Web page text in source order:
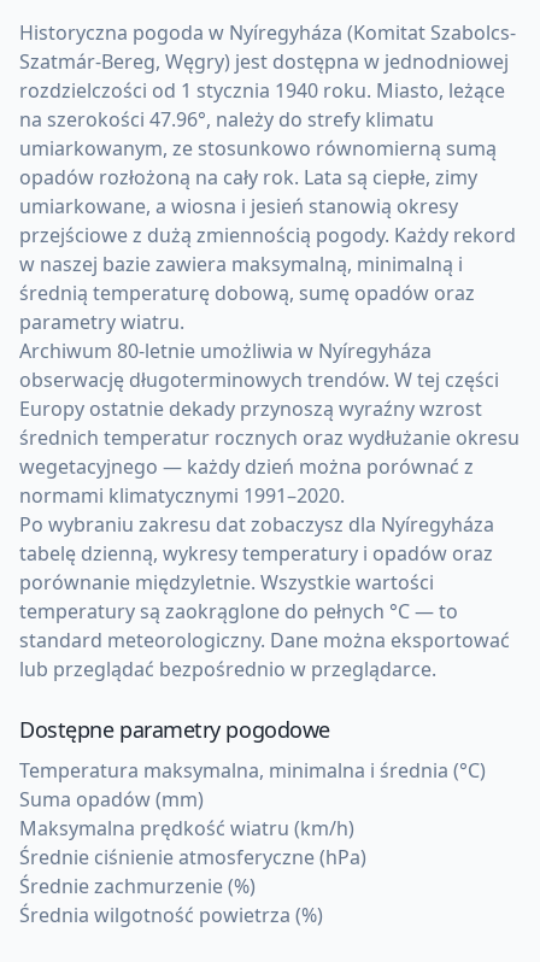
Historyczna pogoda w Nyíregyháza (Komitat Szabolcs-
Szatmár-Bereg, Węgry) jest dostępna w jednodniowej
rozdzielczości od 1 stycznia 1940 roku. Miasto, leżące
na szerokości 47.96°, należy do strefy klimatu
umiarkowanym, ze stosunkowo równomierną sumą
opadów rozłożoną na cały rok. Lata są ciepłe, zimy
umiarkowane, a wiosna i jesień stanowią okresy
przejściowe z dużą zmiennością pogody. Każdy rekord
w naszej bazie zawiera maksymalną, minimalną i
średnią temperaturę dobową, sumę opadów oraz
parametry wiatru.
Archiwum 80-letnie umożliwia w Nyíregyháza
obserwację długoterminowych trendów. W tej części
Europy ostatnie dekady przynoszą wyraźny wzrost
średnich temperatur rocznych oraz wydłużanie okresu
wegetacyjnego — każdy dzień można porównać z
normami klimatycznymi 1991–2020.
Po wybraniu zakresu dat zobaczysz dla Nyíregyháza
tabelę dzienną, wykresy temperatury i opadów oraz
porównanie międzyletnie. Wszystkie wartości
temperatury są zaokrąglone do pełnych °C — to
standard meteorologiczny. Dane można eksportować
lub przeglądać bezpośrednio w przeglądarce.
Dostępne parametry pogodowe
Temperatura maksymalna, minimalna i średnia (°C)
Suma opadów (mm)
Maksymalna prędkość wiatru (km/h)
Średnie ciśnienie atmosferyczne (hPa)
Średnie zachmurzenie (%)
Średnia wilgotność powietrza (%)